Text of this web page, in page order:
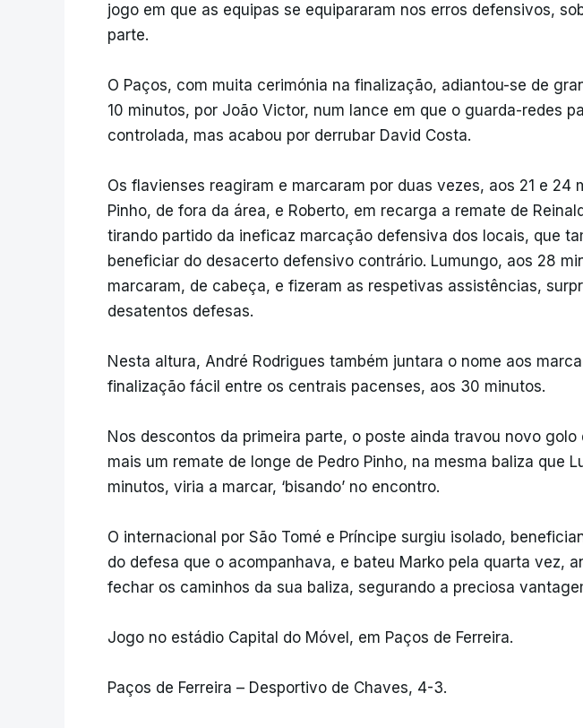
jogo em que as equipas se equipararam nos erros defensivos,
parte.
O Paços, com muita cerimónia na finalização, adiantou-se de
10 minutos, por João Victor, num lance em que o guarda-redes
controlada, mas acabou por derrubar David Costa.
Os flavienses reagiram e marcaram por duas vezes, aos 21 e 24
Pinho, de fora da área, e Roberto, em recarga a remate de
tirando partido da ineficaz marcação defensiva dos locais, que
beneficiar do desacerto defensivo contrário. Lumungo, aos 28
marcaram, de cabeça, e fizeram as respetivas assistências,
desatentos defesas.
Nesta altura, André Rodrigues também juntara o nome aos
finalização fácil entre os centrais pacenses, aos 30 minutos.
Nos descontos da primeira parte, o poste ainda travou novo golo
mais um remate de longe de Pedro Pinho, na mesma baliza que
minutos, viria a marcar, ‘bisando’ no encontro.
O internacional por São Tomé e Príncipe surgiu isolado,
do defesa que o acompanhava, e bateu Marko pela quarta vez,
fechar os caminhos da sua baliza, segurando a preciosa
Jogo no estádio Capital do Móvel, em Paços de Ferreira.
Paços de Ferreira – Desportivo de Chaves, 4-3.